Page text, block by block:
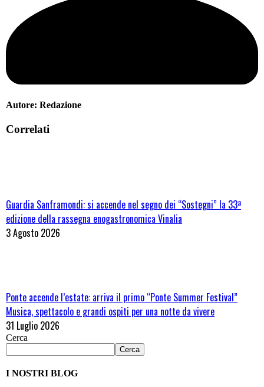
Autore: Redazione
Correlati
Guardia Sanframondi: si accende nel segno dei “Sostegni” la 33ª
edizione della rassegna enogastronomica Vinalia
3 Agosto 2026
Ponte accende l’estate: arriva il primo “Ponte Summer Festival”
Musica, spettacolo e grandi ospiti per una notte da vivere
31 Luglio 2026
Cerca
Cerca
I NOSTRI BLOG